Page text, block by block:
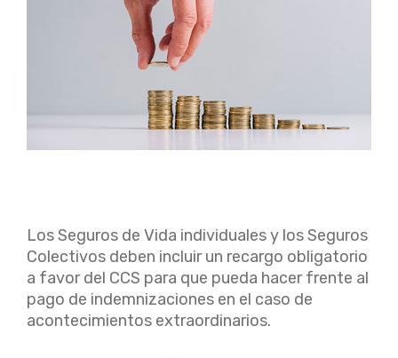
Los Seguros de Vida individuales y los Seguros
Colectivos deben incluir un recargo obligatorio
a favor del CCS para que pueda hacer frente al
pago de indemnizaciones en el caso de
acontecimientos extraordinarios.